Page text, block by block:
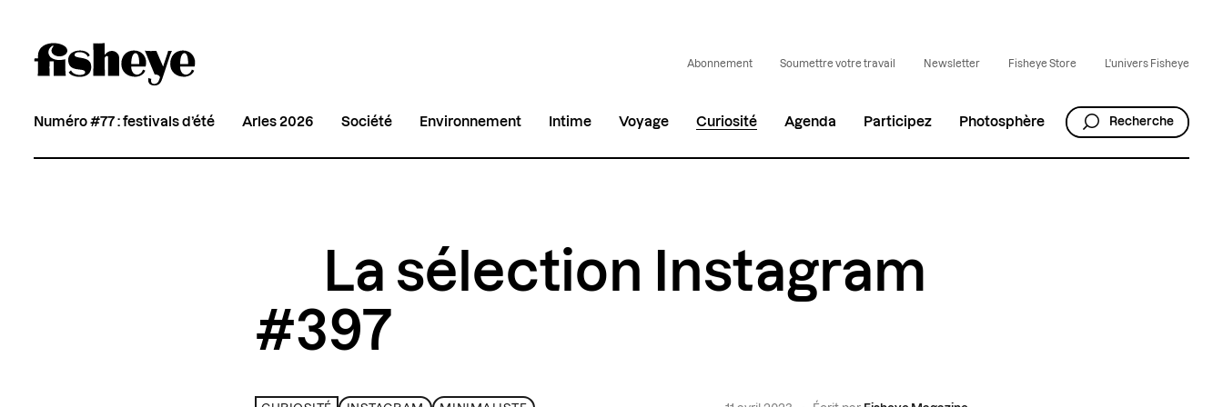
Abonnement Soumettre votre travail Newsletter Fisheye Store L'univers Fisheye
Numéro #77 : festivals d’été Arles 2026 Société Environnement Intime Voyage Curiosité Agenda Participez Photosphère Recherche
La sélection Instagram
#397